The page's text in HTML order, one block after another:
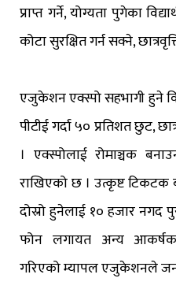
प्राप्त गर्ने, योग्यता पुगेका
कोटा सुरक्षित गर्न सक्ने,
एजुकेशन एक्स्पो सहभागी हुने
पीटीई गर्दा ५० प्रतिशत छुट,
। एक्स्पोलाई रोमाञ्चक
राखिएको छ । उत्कृष्ट टिकटक
दोस्रो हुनेलाई १० हजार नगद
फोन लगायत अन्य आकर्षक
गरिएको म्यापल एजुकेशनले